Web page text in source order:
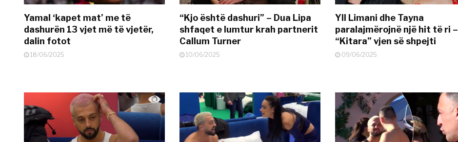
Yamal ‘kapet mat’ me të
dashurën 13 vjet më të vjetër,
dalin fotot
18/06/2025
“Kjo është dashuri” – Dua Lipa
shfaqet e lumtur krah partnerit
Callum Turner
10/06/2025
Yll Limani dhe Tayna
paralajmërojnë një hit të ri –
“Kitara” vjen së shpejti
09/06/2025